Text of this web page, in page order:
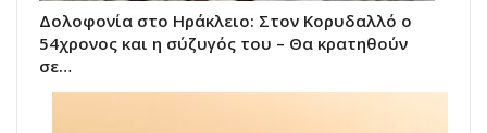
Δολοφονία στο Ηράκλειο: Στον Κορυδαλλό ο
54χρονος και η σύζυγός του – Θα κρατηθούν
σε…